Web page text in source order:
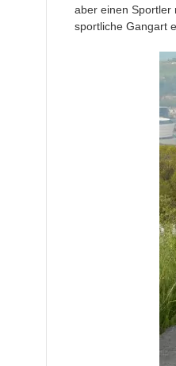
aber einen Sportler
sportliche Gangart